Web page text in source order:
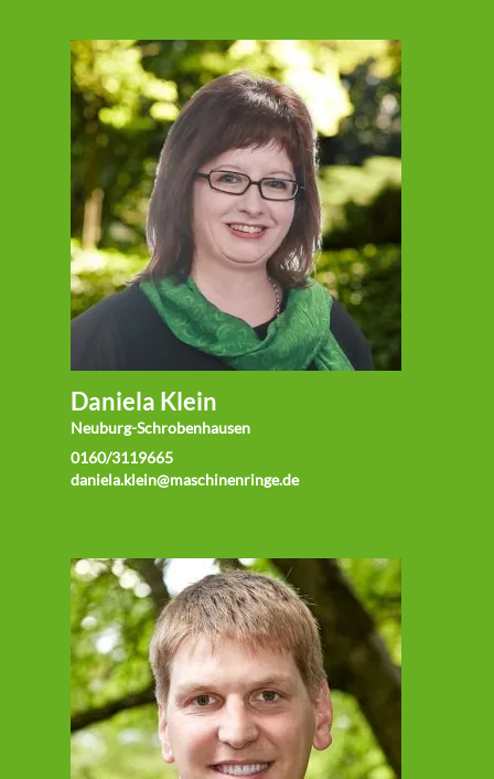
Daniela Klein
Neuburg-Schrobenhausen
0160/3119665
daniela.klein@maschinenringe.de